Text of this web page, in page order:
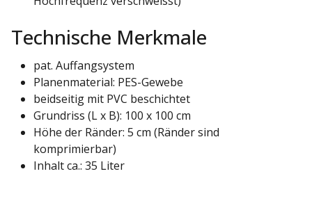
Technische Merkmale
pat. Auffangsystem
Planenmaterial: PES-Gewebe
beidseitig mit PVC beschichtet
Grundriss (L x B): 100 x 100 cm
Höhe der Ränder: 5 cm (Ränder sind
komprimierbar)
Inhalt ca.: 35 Liter